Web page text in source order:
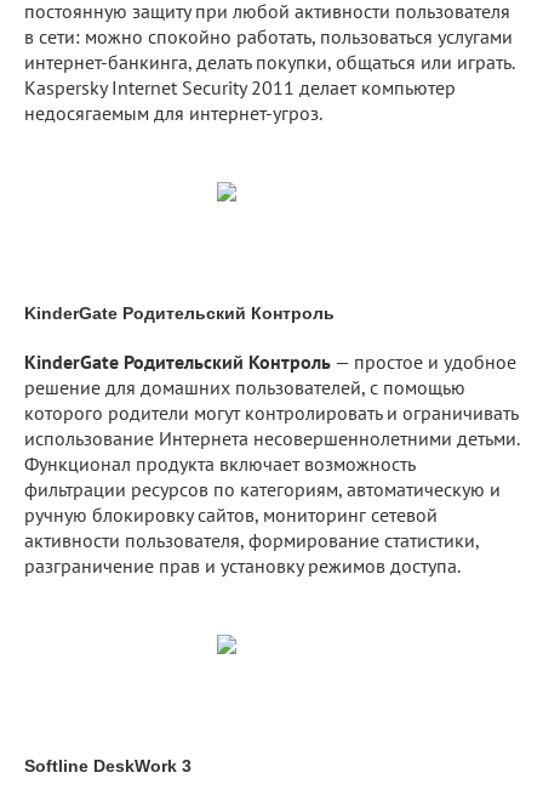
постоянную защиту при любой активности пользователя
в сети: можно спокойно работать, пользоваться услугами
интернет-банкинга, делать покупки, общаться или играть.
Kaspersky Internet Security 2011 делает компьютер
недосягаемым для интернет-угроз.
KinderGate Родительский Контроль
KinderGate Родительский Контроль — простое и удобное
решение для домашних пользователей, с помощью
которого родители могут контролировать и ограничивать
использование Интернета несовершеннолетними детьми.
Функционал продукта включает возможность
фильтрации ресурсов по категориям, автоматическую и
ручную блокировку сайтов, мониторинг сетевой
активности пользователя, формирование статистики,
разграничение прав и установку режимов доступа.
Softline DeskWork 3